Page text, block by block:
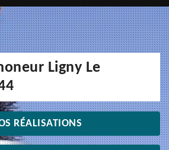
Ligny Le
RÉALISATIONS